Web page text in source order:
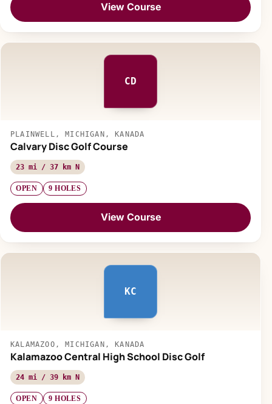
View Course
CD
PLAINWELL, MICHIGAN, KANADA
Calvary Disc Golf Course
23 mi / 37 km N
OPEN 9 HOLES
View Course
KC
KALAMAZOO, MICHIGAN, KANADA
Kalamazoo Central High School Disc Golf
24 mi / 39 km N
OPEN 9 HOLES